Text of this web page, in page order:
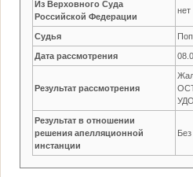
Из Верховного Суда
Российской Федерации
нет
Судья
Дата рассмотрения
Результат рассмотрения
Результат в отношении
решения апелляционной
инстанции